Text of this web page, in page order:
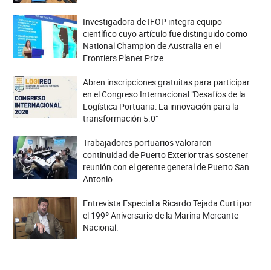
Investigadora de IFOP integra equipo
científico cuyo artículo fue distinguido como
National Champion de Australia en el
Frontiers Planet Prize
Abren inscripciones gratuitas para participar
en el Congreso Internacional "Desafíos de la
Logística Portuaria: La innovación para la
transformación 5.0"
Trabajadores portuarios valoraron
continuidad de Puerto Exterior tras sostener
reunión con el gerente general de Puerto San
Antonio
Entrevista Especial a Ricardo Tejada Curti por
el 199º Aniversario de la Marina Mercante
Nacional.